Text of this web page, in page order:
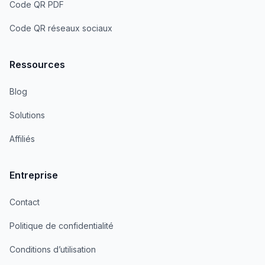
Code QR PDF
Code QR réseaux sociaux
Ressources
Blog
Solutions
Affiliés
Entreprise
Contact
Politique de confidentialité
Conditions d’utilisation